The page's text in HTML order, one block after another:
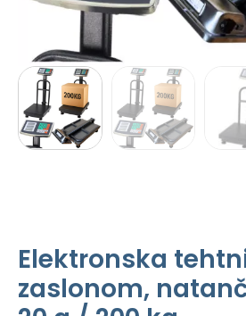
Elektronska
zaslonom,